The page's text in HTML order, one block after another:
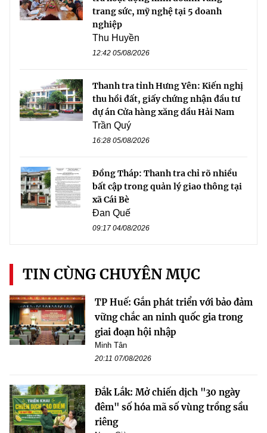
trang sức, mỹ nghệ tại 5 doanh
nghiệp
Thu Huyền
12:42 05/08/2026
Thanh tra tỉnh Hưng Yên: Kiến nghị
thu hồi đất, giấy chứng nhận đầu tư
dự án Cửa hàng xăng dầu Hải Nam
Trần Quý
16:28 05/08/2026
Đồng Tháp: Thanh tra chỉ rõ nhiều
bất cập trong quản lý giao thông tại
xã Cái Bè
Đan Quế
09:17 04/08/2026
TIN CÙNG CHUYÊN MỤC
TP Huế: Gắn phát triển với bảo đảm
vững chắc an ninh quốc gia trong
giai đoạn hội nhập
Minh Tân
20:11 07/08/2026
Đắk Lắk: Mở chiến dịch "30 ngày
đêm" số hóa mã số vùng trồng sầu
riêng